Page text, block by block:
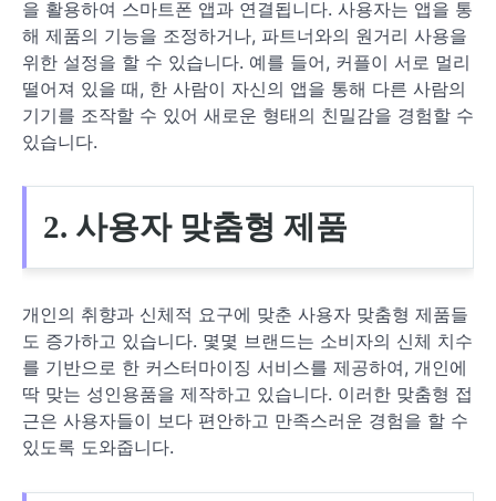
을 활용하여 스마트폰 앱과 연결됩니다. 사용자는 앱을 통
해 제품의 기능을 조정하거나, 파트너와의 원거리 사용을
위한 설정을 할 수 있습니다. 예를 들어, 커플이 서로 멀리
떨어져 있을 때, 한 사람이 자신의 앱을 통해 다른 사람의
기기를 조작할 수 있어 새로운 형태의 친밀감을 경험할 수
있습니다.
2. 사용자 맞춤형 제품
개인의 취향과 신체적 요구에 맞춘 사용자 맞춤형 제품들
도 증가하고 있습니다. 몇몇 브랜드는 소비자의 신체 치수
를 기반으로 한 커스터마이징 서비스를 제공하여, 개인에
딱 맞는 성인용품을 제작하고 있습니다. 이러한 맞춤형 접
근은 사용자들이 보다 편안하고 만족스러운 경험을 할 수
있도록 도와줍니다.